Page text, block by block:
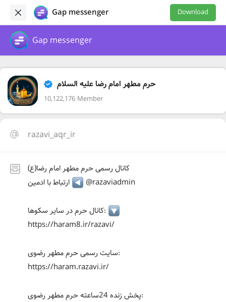
Gap messenger Download
Gap messenger
حرم مطهر امام رضا علیه السلام
10,122,176 Member
razavi_aqr_ir
کانال رسمی حرم مطهر امام رضا(ع)
@razaviadmin
کانال حرم در سایر سکوها:
https://haram8.ir/razavi/
سایت رسمی حرم مطهر رضوی:
https://haram.razavi.ir/
پخش زنده 24ساعته حرم مطهر رضوی: